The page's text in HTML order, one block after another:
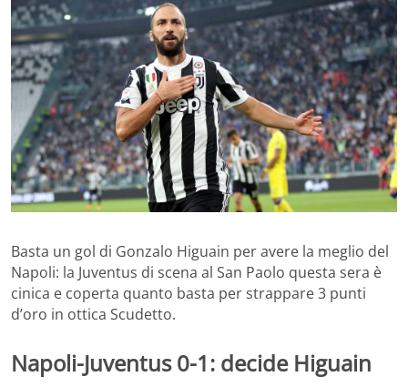
Basta un gol di Gonzalo Higuain per avere la meglio del
Napoli: la Juventus di scena al San Paolo questa sera è
cinica e coperta quanto basta per strappare 3 punti
d’oro in ottica Scudetto.
Napoli-Juventus 0-1: decide Higuain